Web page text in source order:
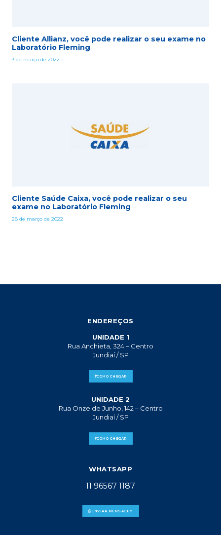
Cliente Allianz, você pode realizar o seu exame no
Laboratório Fleming
3 de março de 2022
Cliente Saúde Caixa, você pode realizar o seu
exame no Laboratório Fleming
28 de março de 2022
ENDEREÇOS
UNIDADE 1
Rua Anchieta, 324 – Centro
Jundiaí / SP
COMO CHEGAR
UNIDADE 2
Rua Onze de Junho, 142 – Centro
Jundiaí / SP
COMO CHEGAR
WHATSAPP
11 96567 1187
ENVIAR MENSAGEM